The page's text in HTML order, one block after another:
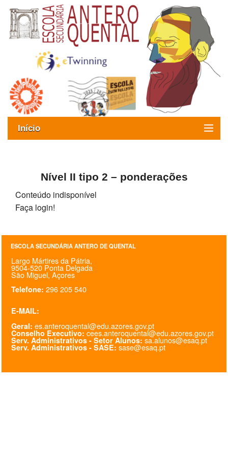
Início
Oferta formativa
SIGE
Clubes Escolares
Matrículas
FOR ma
@parlamentodosjovens_esaq
Nível II tipo 2 – ponderações
Conteúdo indisponível
Faça login!
ESCOLA SECUNDÁRIA ANTERO DE QUENTAL
Largo Mártires da Pátria,
9504-520 Ponta Delgada
São Miguel, Açores
Telefone: 296 205 540
E-MAIL:
Geral: es.anteroquental@edu.azores.gov.pt
Conselho Executivo: cees.anteroquental@edu.azores.gov.pt
Serv. Administrativos - Setor Alunos: sa.alunos@esaq.pt
Serv. Administrativos - SASE: sase@esaq.pt